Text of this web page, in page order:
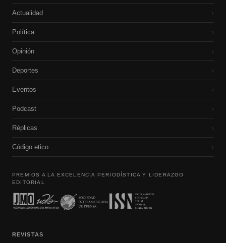
Actualidad ›
Política ›
Opinión ›
Deportes ›
Eventos ›
Podcast ›
Réplicas ›
Código etico ›
PREMIOS A LA EXCELENCIA PERIODÍSTICA Y LIDERAZGO
EDITORIAL
REVISTAS